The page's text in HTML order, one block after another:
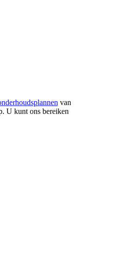
van
U kunt ons bereiken